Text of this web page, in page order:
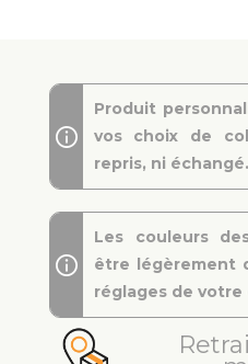
Produit
vos choix de
repris, ni échangé.
Les couleurs
être légèrement
réglages de votre